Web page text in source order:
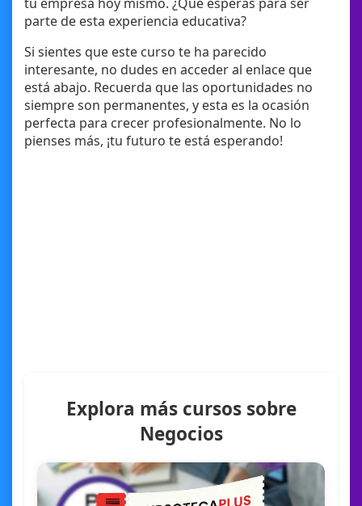
parte de esta experiencia educativa?
Si sientes que este curso te ha parecido
interesante, no dudes en acceder al enlace que
está abajo. Recuerda que las oportunidades no
siempre son permanentes, y esta es la ocasión
perfecta para crecer profesionalmente. No lo
pienses más, ¡tu futuro te está esperando!
Explora más cursos sobre
Negocios